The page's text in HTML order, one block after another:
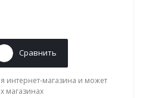
Сравнить
интернет-магазина и может
магазинах